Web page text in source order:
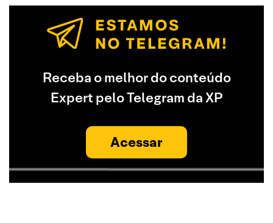
Receba o melhor do conteúdo
Expert pelo Telegram da XP
Acessar